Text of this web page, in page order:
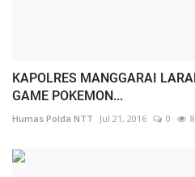
KAPOLRES MANGGARAI
GAME POKEMON...
Humas Polda NTT Jul 21, 2016 0